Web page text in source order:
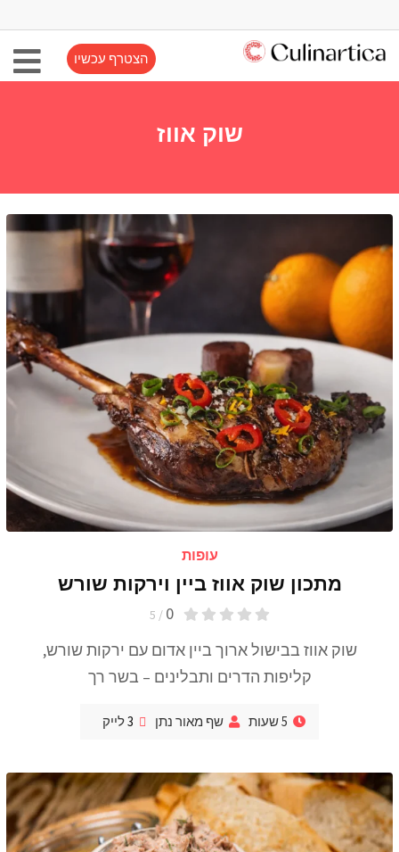
הצטרף עכשיו
שוק אווז
עופות
מתכון שוק אווז ביין וירקות שורש
0
/ 5
שוק אווז בבישול ארוך ביין אדום עם ירקות שורש,
קליפות הדרים ותבלינים – בשר רך
5 שעות שף מאור נתן 3לייק